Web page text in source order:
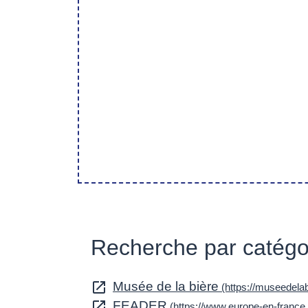
Recherche par
open_in_new Musée de la bière (https://